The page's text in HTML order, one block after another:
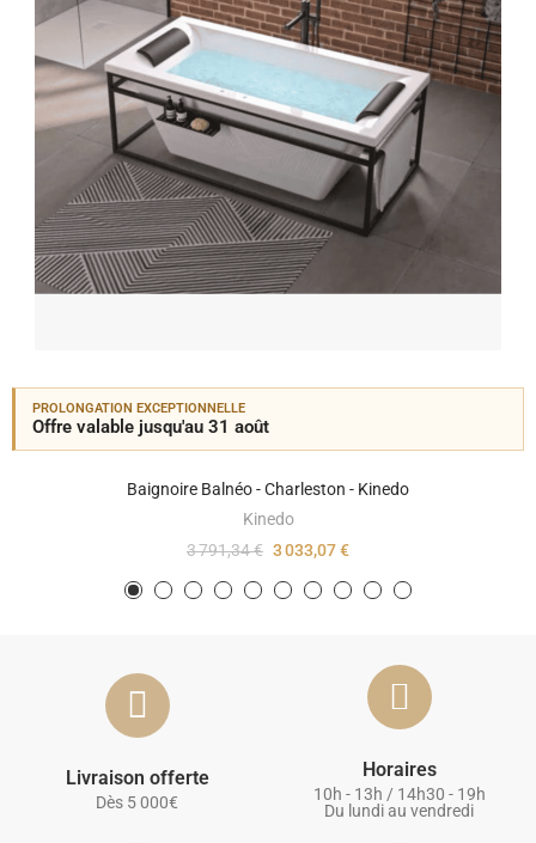
PROLONGATION EXCEPTIONNELLE
Offre valable jusqu'au 31 août
Baignoire Balnéo - Charleston - Kinedo
Kinedo
3 791,34 € 3 033,07 €
Livraison offerte
Dès 5 000€
Horaires
10h - 13h / 14h30 - 19h
Du lundi au vendredi